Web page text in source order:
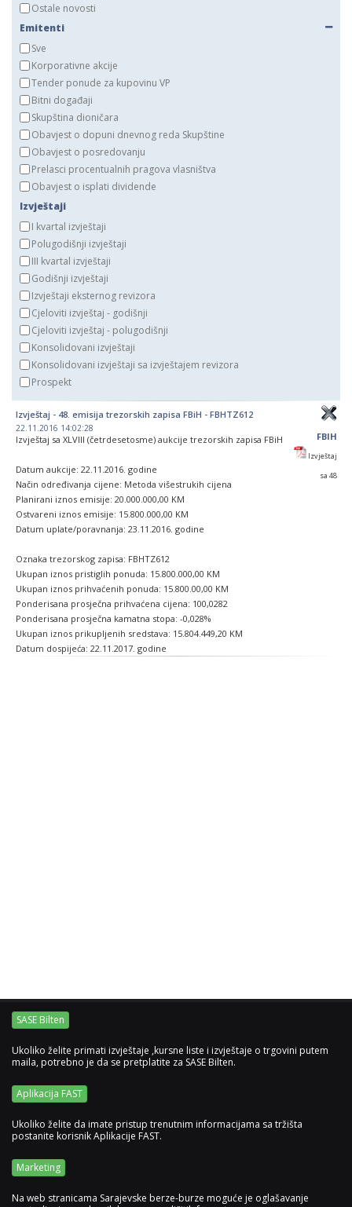
Ostale novosti
Emitenti
Sve
Korporativne akcije
Tender ponude za kupovinu VP
Bitni događaji
Skupština dioničara
Obavjest o dopuni dnevnog reda Skupštine
Obavjest o posredovanju
Prelasci procentualnih pragova vlasništva
Obavjest o isplati dividende
Izvještaji
I kvartal izvještaji
Polugodišnji izvještaji
III kvartal izvještaji
Godišnji izvještaji
Izvještaji eksternog revizora
Cjeloviti izvještaj - godišnji
Cjeloviti izvještaj - polugodišnji
Konsolidovani izvještaji
Konsolidovani izvještaji sa izvještajem revizora
Prospekt
Izvještaj - 48. emisija trezorskih zapisa FBiH - FBHTZ612
22.11.2016 14:02:28
Izvještaj sa XLVIII (četrdesetosme) aukcije trezorskih zapisa FBiH
Datum aukcije: 22.11.2016. godine
Način određivanja cijene: Metoda višestrukih cijena
Planirani iznos emisije: 20.000.000,00 KM
Ostvareni iznos emisije: 15.800.000,00 KM
Datum uplate/poravnanja: 23.11.2016. godine
Oznaka trezorskog zapisa: FBHTZ612
Ukupan iznos pristiglih ponuda: 15.800.000,00 KM
Ukupan iznos prihvaćenih ponuda: 15.800.00,00 KM
Ponderisana prosječna prihvaćena cijena: 100,0282
Ponderisana prosječna kamatna stopa: -0,028%
Ukupan iznos prikupljenih sredstava: 15.804.449,20 KM
Datum dospijeća: 22.11.2017. godine
FBIH
Izvještaj
sa 48
SASE Bilten
Ukoliko želite primati izvještaje ,kursne liste i izvještaje o trgovini putem
maila, potrebno je da se pretplatite za SASE Bilten.
Aplikacija FAST
Ukoliko želite da imate pristup trenutnim informacijama sa tržišta
postanite korisnik Aplikacije FAST.
Marketing
Na web stranicama Sarajevske berze-burze moguće je oglašavanje